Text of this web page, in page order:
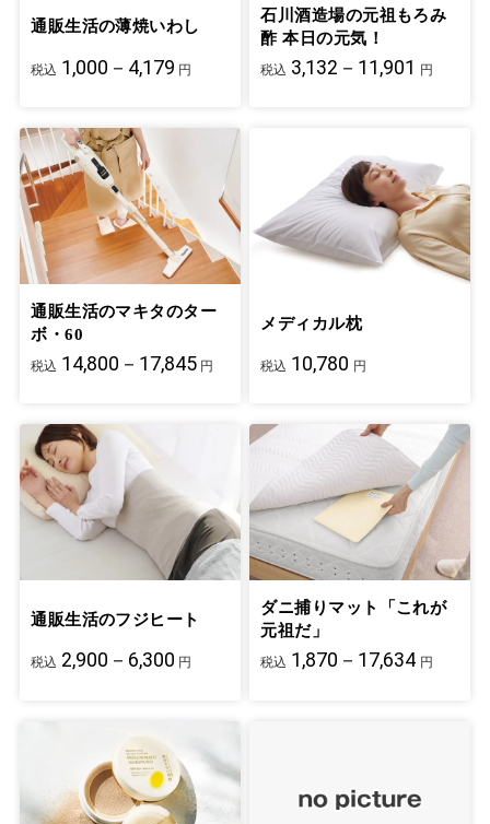
通販生活の薄焼いわし
税込 1,000－4,179 円
石川酒造場の元祖もろみ
酢 本日の元気！
税込 3,132－11,901 円
通販生活のマキタのター
ボ・60
税込 14,800－17,845 円
メディカル枕
税込 10,780 円
通販生活のフジヒート
税込 2,900－6,300 円
ダニ捕りマット「これが
元祖だ」
税込 1,870－17,634 円